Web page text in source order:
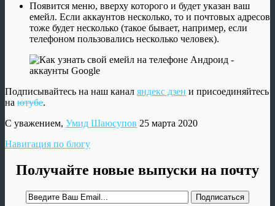
Появится меню, вверху которого и будет указан ваш
емейл. Если аккаунтов несколько, то и почтовых адресов
тоже будет несколько (такое бывает, например, если
телефоном пользовались несколько человек).
Подписывайтесь на наш канал яндекс дзен и присоединяйтесь
на ютубе.
С уважением, Умид Шаюсупов 25 марта 2020
Навигация по блогу
Получайте новые выпуски на почту